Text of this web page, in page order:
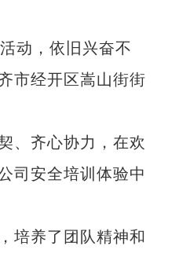
动，依旧兴奋不
市经开区嵩山街街
、齐心协力，在欢
司安全培训体验中
培养了团队精神和